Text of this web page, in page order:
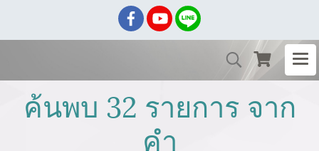
ค้นพบ 32 รายการ จาก
คำ